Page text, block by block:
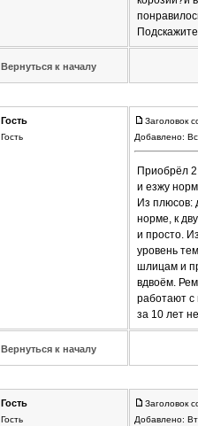
Вернуться к началу
Гость
Гость
Заголовок
Добавлено:
Приобрёл
и езжу
Из плюсов:
норме, к
и просто.
уровень
шлицам и
вдвоём.
работают с
за 10 лет
Вернуться к началу
Гость
Гость
Заголовок
Добавлено: